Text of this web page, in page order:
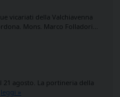
vicariati della Valchiavenna
Mons. Marco Folladori…
21 agosto. La portineria della
leggi »